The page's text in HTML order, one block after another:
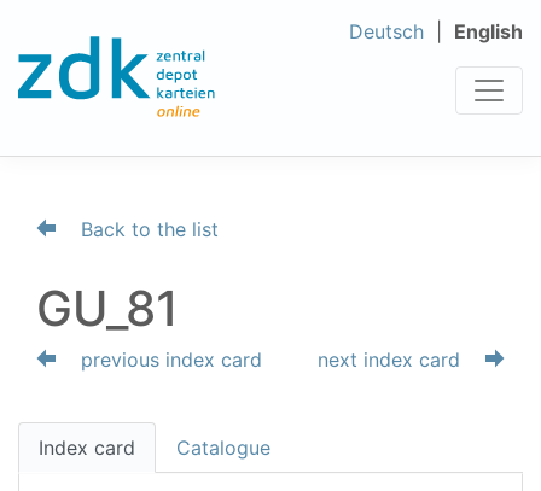
Deutsch English
Back to the list
GU_81
previous index card next index card
Index card Catalogue